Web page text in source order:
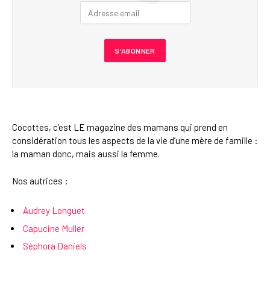
Cocottes, c’est LE magazine des mamans qui prend en
considération tous les aspects de la vie d’une mère de famille :
la maman donc, mais aussi la femme.
Nos autrices :
Audrey Longuet
Capucine Muller
Séphora Daniels